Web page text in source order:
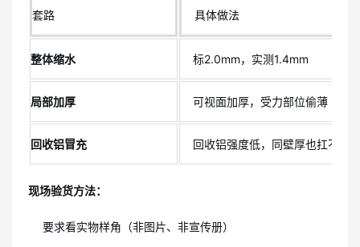
套路 具体做法
整体缩水 标2.0mm，实测1.4mm
局部加厚 可视面加厚，受力部位偷薄
回收铝冒充 回收铝强度低，同壁厚也扛不住
现场验货方法：
要求看实物样角（非图片、非宣传册）